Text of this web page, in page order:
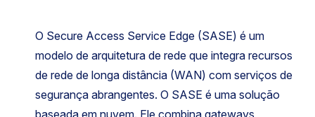
O Secure Access Service Edge (SASE) é um
modelo de arquitetura de rede que integra recursos
de rede de longa distância (WAN) com serviços de
segurança abrangentes. O SASE é uma solução
baseada em nuvem. Ele combina gateways